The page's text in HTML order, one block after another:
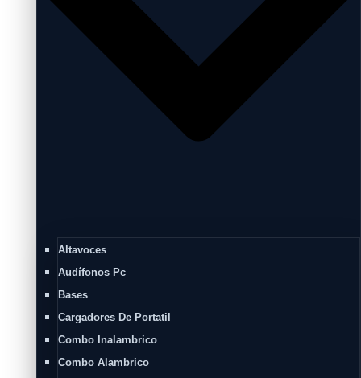
Altavoces
Audífonos Pc
Bases
Cargadores De Portatil
Combo Inalambrico
Combo Alambrico